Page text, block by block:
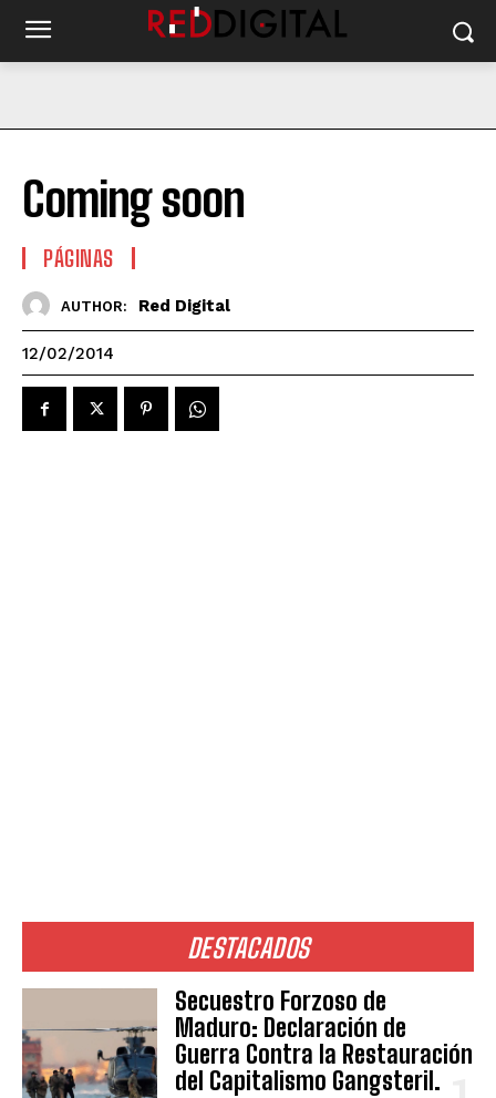
DESTACADOS
Secuestro Forzoso de
Maduro: Declaración de
Guerra Contra la Restauración
del Capitalismo Gangsteril.
Coming soon
PÁGINAS
AUTHOR: Red Digital
12/02/2014